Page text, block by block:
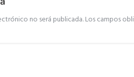
no será publicada.Los campos